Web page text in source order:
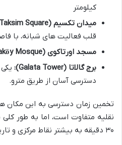
کیلومتر
میدان تکسیم (Taksim Square):
قلب فعالیت های شبانه، با فاصله
مسجد اورتاکوی (Ortaköy Mosque):
برج گالاتا (Galata Tower):
دسترسی آسان از طریق مترو.
تخمین زمان دسترسی به این مکان
۳۰ دقیقه به بیشتر نقاط مرکزی و تاریخی دسترسی پیدا کرد.